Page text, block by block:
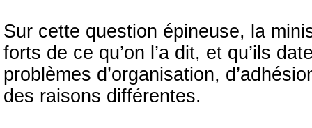
Sur cette question épineuse, la
forts de ce qu’on l’a dit, et qu’ils
problèmes d’organisation,
des raisons différentes.